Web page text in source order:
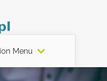
Menu